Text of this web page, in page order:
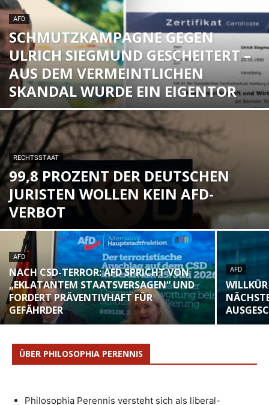
AFD
SCHMUTZKAMPAGNE GEGEN
ULRICH SIEGMUND GESCHEITERT –
AUS DEM VERMEINTLICHEN
SKANDAL WURDE EIN EIGENTOR
RECHTSSTAAT
99,8 PROZENT DER DEUTSCHEN
JURISTEN WOLLEN KEIN AFD-
VERBOT
AFD
NACH CSD-TERROR: AFD SPRICHT VON
„EKLATANTEM STAATSVERSAGEN“ UND
FORDERT PRÄVENTIVHAFT FÜR
GEFÄHRDER
AFD
ÜBER PHILOSOPHIA PERENNIS
Philosophia Perennis versteht sich als liberal-